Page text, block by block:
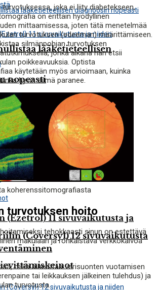
(Ezetrol) 11 sivuvaikutusta ja
(Coversyl) 12 sivuvaikutusta
lääketieteellisen
nopeasti
(Ezetrol) 11 sivuvaikutusta ja
joka ei liity diabetekseen,
on erittäin hyödyllinen
mittaamisessa, joten tätä menetelmää
turvotuksen (edeeman) määrittämiseen.
silmänpohjan turvotuksen
jonka aikana hän etsii
poikkeavuuksia. Optista
käytetään myös arvioimaan, kuinka
hyvin silmä paranee.
koherenssitomografiasta
turvotuksen hoito
tehokkaasti sinun on estettävä
makulaan ja rohkaistava verkkokalvoa
mikä aiheuttaa verisuonten vuotamisen
tai leikkauksen jälkeinen tulehdus) ja
turvotusta.